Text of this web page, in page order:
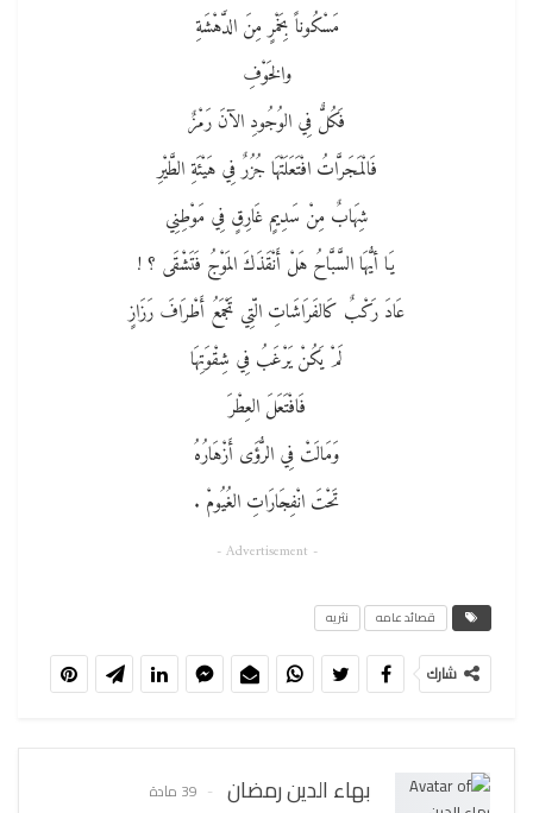
مَسْكُوناً بِخَمْرٍ مِنَ الدَّهْشَةِ
والخَوْفِ
فَكُلٌّ فِي الوُجُودِ الآنَ رَمْزٌ
فَالْمَجَرَّاتُ افْتَعَلَتْهَا جُزُرٌ فِي هَيْئَةِ الطَّيْرِ
شِهَابٌ مِنْ سَدِيمٍ غَارِقٍ فِي مَوْطِنِي
يَا أيُّهَا السَّبَّاحُ هَلْ أَنْقَذَكَ المَوْجُ فَتَشْقَى ؟ !
عَادَ رَكْبٌ كَالفَرَاشَاتِ الّتِي تَجْمَعُ أَطْرَافَ رَزَازٍ
لَمْ يَكُنْ يَرْغَبُ فِي شِقْوَتِهَا
فَافْتَعَلَ العِطْرَ
وَمَالَتْ فِي الرُّؤَى أَزْهَارُهُ
تَحْتَ انْفِجَارَاتِ الغُيُومْ .
- Advertisement -
قصائد عامه نثريه
شارك
بهاء الدين رمضان 39 مادة